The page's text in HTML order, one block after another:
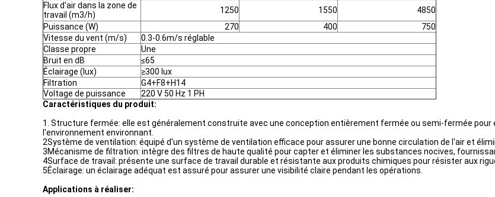
Flux d'air dans la zone de
travail (m3/h)
1250 1550
4850
Puissance (W)
270 400
750
Vitesse du vent (m/s)
0.3-0.6m/s réglable
Classe propre
Une
Bruit en dB
≤65
Éclairage (lux)
≥300 lux
Filtration
G4+F8+H14
Voltage de puissance
220 V 50 Hz 1 PH
Caractéristiques du produit:
1. Structure fermée: elle est généralement construite avec une conception entièrement fermée ou semi-fermée
l'environnement environnant.
2Système de ventilation: équipé d'un système de ventilation efficace pour assurer une bonne circulation de l'air et
3Mécanisme de filtration: intègre des filtres de haute qualité pour capter et éliminer les substances nocives,
4Surface de travail: présente une surface de travail durable et résistante aux produits chimiques pour résister aux
5Éclairage: un éclairage adéquat est assuré pour assurer une visibilité claire pendant les opérations.
Applications à réaliser: